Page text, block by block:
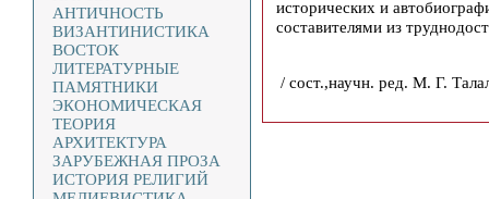
АНТИЧНОСТЬ
ВИЗАНТИНИСТИКА
ВОСТОК
ЛИТЕРАТУРНЫЕ
ПАМЯТНИКИ
ЭКОНОМИЧЕСКАЯ
ТЕОРИЯ
АРХИТЕКТУРА
ЗАРУБЕЖНАЯ ПРОЗА
ИСТОРИЯ РЕЛИГИЙ
исторических и
составителями из
/ сост.,научн. ред. М. Г.